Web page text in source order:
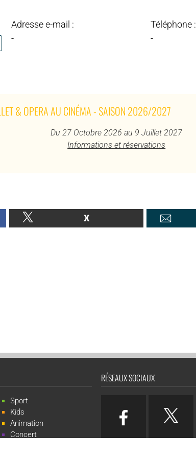
Adresse e-mail :
-
Téléphone :
-
& OPERA AU CINÉMA - SAISON 2026/2027
Du 27 Octobre 2026 au 9 Juillet 2027
Informations et réservations
X
Sport
Kids
Animation
Concert
RÉSEAUX SOCIAUX